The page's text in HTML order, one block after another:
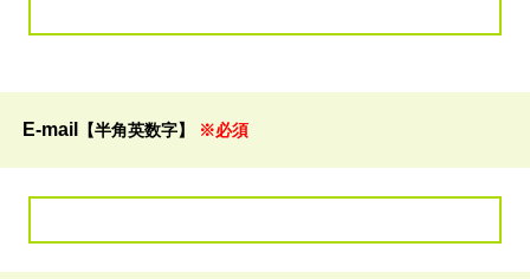
E-mail 【半角英数字】 ※必須